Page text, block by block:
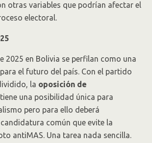
otras variables que podrían afectar el
electoral.
2025 en Bolivia se perfilan como una
el futuro del país. Con el partido
la oposición de
tiene una posibilidad única para
pero para ello deberá
común que evite la
antiMAS. Una tarea nada sencilla.